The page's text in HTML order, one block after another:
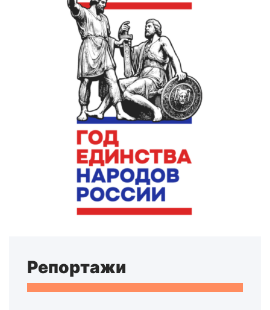
Репортажи